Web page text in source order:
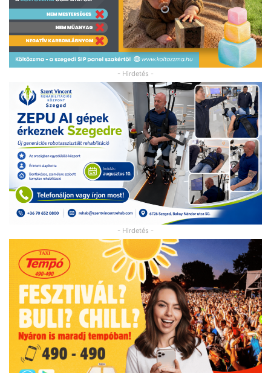
- Hirdetés -
- Hirdetés -